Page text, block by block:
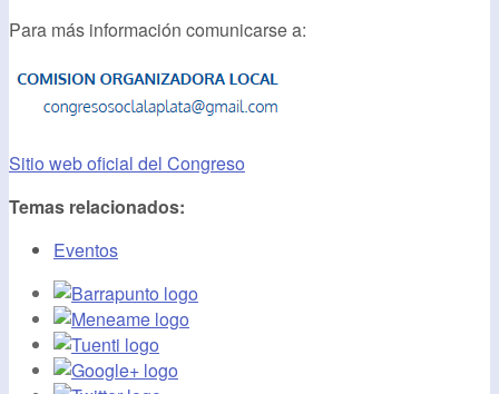
Para más información comunicarse a:
Sitio web oficial del Congreso
Temas relacionados:
Eventos